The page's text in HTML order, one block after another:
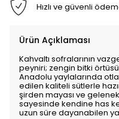
Hızlı ve güvenli
Ürün Açıklaması
Kahvaltı sofralarının
peyniri; zengin bitki
Anadolu yaylalarında
edilen kaliteli sütlerle
şirden mayası ve
sayesinde kendine has
uzun süre dayanabilen